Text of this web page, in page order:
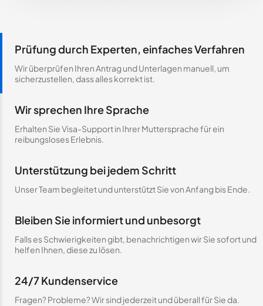
Prüfung durch Experten, einfaches Verfahren
Wir überprüfen Ihren Antrag und Unterlagen manuell, um
sicherzustellen, dass alles korrekt ist.
Wir sprechen Ihre Sprache
Erhalten Sie Visa-Support in Ihrer Muttersprache für ein
reibungsloses Erlebnis.
Unterstützung bei jedem Schritt
Unser Team begleitet und unterstützt Sie von Anfang bis Ende.
Bleiben Sie informiert und unbesorgt
Falls es Schwierigkeiten gibt, benachrichtigen wir Sie sofort und
helfen Ihnen, diese zu lösen.
24/7 Kundenservice
Fragen? Probleme? Wir sind jederzeit und überall für Sie da.